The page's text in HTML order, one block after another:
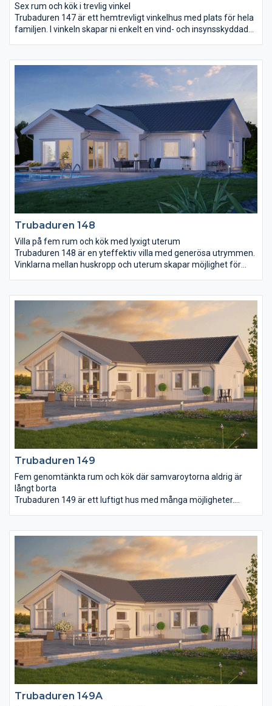
Sex rum och kök i trevlig vinkel
Trubaduren 147 är ett hemtrevligt vinkelhus med plats för hela
familjen. I vinkeln skapar ni enkelt en vind- och insynsskyddad
stora fönsterpartier ut sig. Det formar sig smidigt runt köket
och skapar naturliga rum i rummet. I köket finns en bardisk som
bjuder in till vardagshäng och kvalitetstid med familjen. Badrum
och rum för klädvård ligger i anslutning till det stora
sovrummet. Ytterligare tre sovrum ligger intill ett stort allrum
med utgång till trädgården.
Trubaduren 148
Villa på fem rum och kök med lyxigt uterum
Trubaduren 148 är en yteffektiv villa med generösa utrymmen.
Vinklarna mellan huskropp och uterum skapar möjlighet för
möts du av ett stort vardagsrum i förlängningen av köket.
Dessa binds ihop med det volymskapande ryggåstaket. Master
bedroom har eget badrum och klädkammare vilket ytterligare
skapar en känsla av lyx. De två mindre sovrummen har också
en praktisk närhet till eget wc.
Trubaduren 149
Fem genomtänkta rum och kök där samvaroytorna aldrig är
långt borta
Trubaduren 149 är ett luftigt hus med många möjligheter.
och öppna tak skänker ljus och energi till hela familjen, en plats
att umgås och trivas på. Härifrån har ni ett stort helglasat
skjutparti som tar er ut till den vindskyddade uteplatsen.Köket
är centralt placerat och dess klassiska form med tillhörande
köksö gör det extra arbetsvänligt och yteffektivt.
Föräldrasovrummet har försetts med eget badrum och walk-in
closet.
Trubaduren 149A